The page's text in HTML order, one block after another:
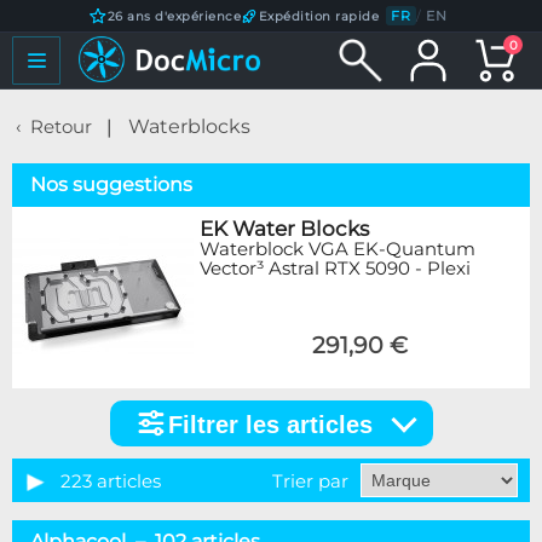
26 ans d'expérience Expédition rapide FR / EN
0
Retour Waterblocks
Nos suggestions
EK Water Blocks
Waterblock VGA EK-Quantum
Vector³ Astral RTX 5090 - Plexi
291,90 €
articles
Catégorie
Filtrer les articles
223 articles Trier par